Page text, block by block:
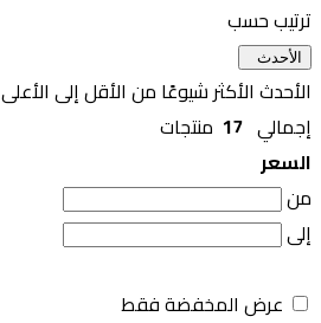
ترتيب حسب
الأحدث
الأحدث الأكثر شيوعًا من الأقل إلى الأعلى
إجمالي 17 منتجات
السعر
من
إلى
عرض المخفضة فقط